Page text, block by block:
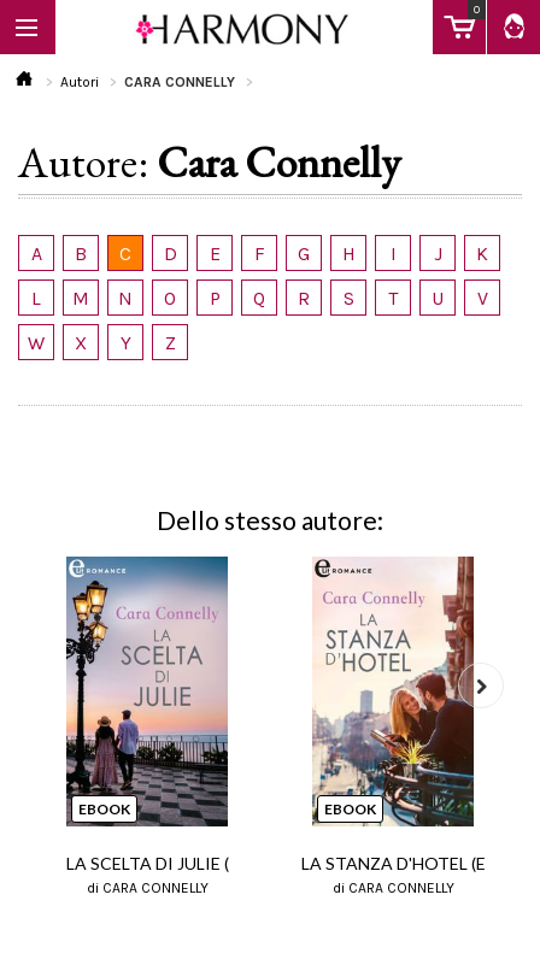
0
EBOOK
LIBRI
Calendario
Autori CARA CONNELLY
Autore: Cara Connelly
A B C D E F G H I J
K
L
M N O P Q R S T U
V
W
X Y Z
Dello stesso autore:
EBOOK
LA SCELTA DI JULIE (
di CARA CONNELLY
EBOOK
LA STANZA D'HOTEL (E
di CARA CONNELLY